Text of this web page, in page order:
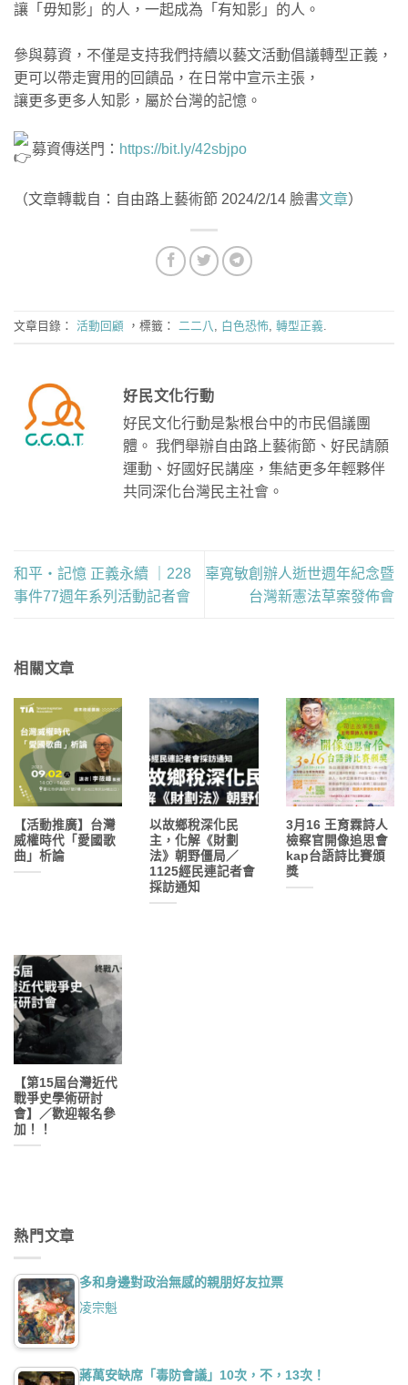
讓「毋知影」的人，一起成為「有知影」的人。
參與募資，不僅是支持我們持續以藝文活動倡議轉型正義，
更可以帶走實用的回饋品，在日常中宣示主張，
讓更多更多人知影，屬於台灣的記憶。
募資傳送門： https://bit.ly/42sbjpo
（文章轉載自：自由路上藝術節 2024/2/14 臉書文章）
文章目錄： 活動回顧 ，標籤： 二二八 白色恐怖 轉型正義
好民文化行動
好民文化行動是紮根台中的市民倡議團
體。 我們舉辦自由路上藝術節、好民請願
運動、好國好民講座，集結更多年輕夥伴
共同深化台灣民主社會。
和平・記憶 正義永續 ｜228
事件77週年系列活動記者會
辜寬敏創辦人逝世週年紀念暨
台灣新憲法草案發佈會
相關文章
【活動推廣】台灣
威權時代「愛國歌
曲」析論
以故鄉稅深化民
主，化解《財劃
法》朝野僵局／
1125經民連記者會
採訪通知
3月16 王育霖詩人
檢察官開像追思會
kap台語詩比賽頒
獎
【第15屆台灣近代
戰爭史學術研討
會】／歡迎報名參
加！！
熱門文章
多和身邊對政治無感的親朋好友拉票
凌宗魁
蔣萬安缺席「毒防會議」10次，不，13次！